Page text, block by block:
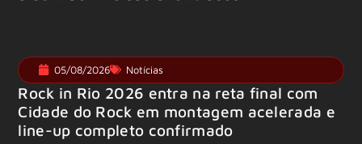
05/08/2026 Notícias
Rock in Rio 2026 entra na reta final com
Cidade do Rock em montagem acelerada e
line-up completo confirmado